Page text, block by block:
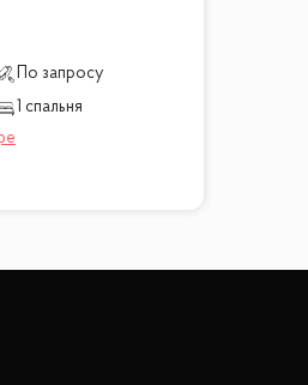
По запросу
1 спальня